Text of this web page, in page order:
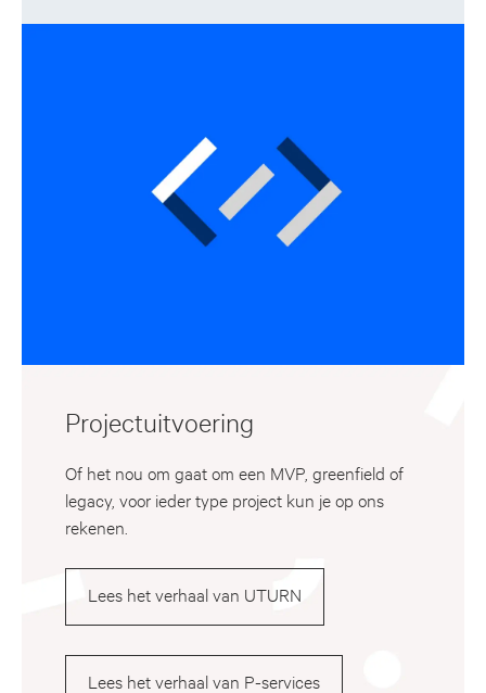
Projectuitvoering
Of het nou om gaat om een MVP, greenfield of
legacy, voor ieder type project kun je op ons
rekenen.
Lees het verhaal van UTURN
Lees het verhaal van P-services